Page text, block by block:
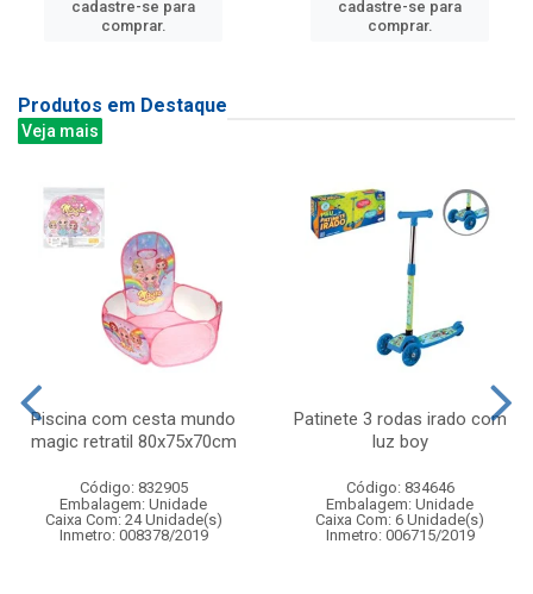
cadastre-se para
comprar.
cadastre-se para
comprar.
Produtos em Destaque
Veja mais
Piscina com cesta mundo
magic retratil 80x75x70cm
Código: 832905
Embalagem: Unidade
Caixa Com: 24 Unidade(s)
Inmetro: 008378/2019
Patinete 3 rodas irado com
luz boy
Código: 834646
Embalagem: Unidade
Caixa Com: 6 Unidade(s)
Inmetro: 006715/2019